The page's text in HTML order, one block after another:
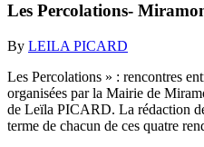
Les Percolations-
By LEILA PICARD
Les Percolations » : rencontres
organisées par la Mairie de
de Leïla PICARD. La rédaction
terme de chacun de ces quatre